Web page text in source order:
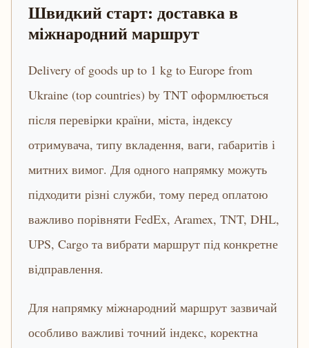
Швидкий старт: доставка в
міжнародний маршрут
Delivery of goods up to 1 kg to Europe from
Ukraine (top countries) by TNT оформлюється
після перевірки країни, міста, індексу
отримувача, типу вкладення, ваги, габаритів і
митних вимог. Для одного напрямку можуть
підходити різні служби, тому перед оплатою
важливо порівняти FedEx, Aramex, TNT, DHL,
UPS, Cargo та вибрати маршрут під конкретне
відправлення.
Для напрямку міжнародний маршрут зазвичай
особливо важливі точний індекс, коректна